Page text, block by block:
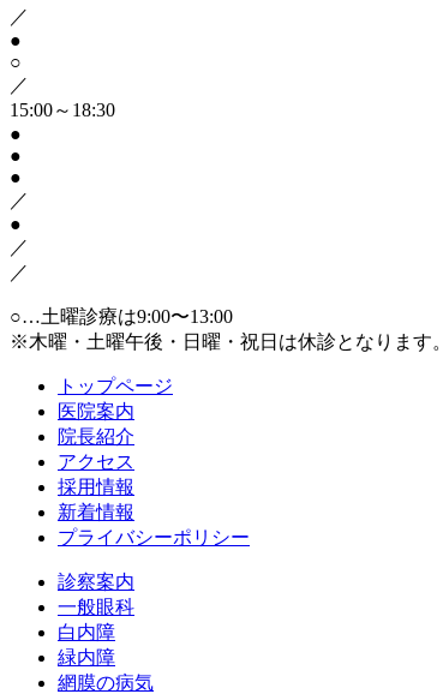
／
●
○
／
15:00～18:30
●
●
●
／
●
／
／
○…土曜診療は9:00〜13:00
※木曜・土曜午後・日曜・祝日は休診となります。
トップページ
医院案内
院長紹介
アクセス
採用情報
新着情報
プライバシーポリシー
診察案内
一般眼科
白内障
緑内障
網膜の病気